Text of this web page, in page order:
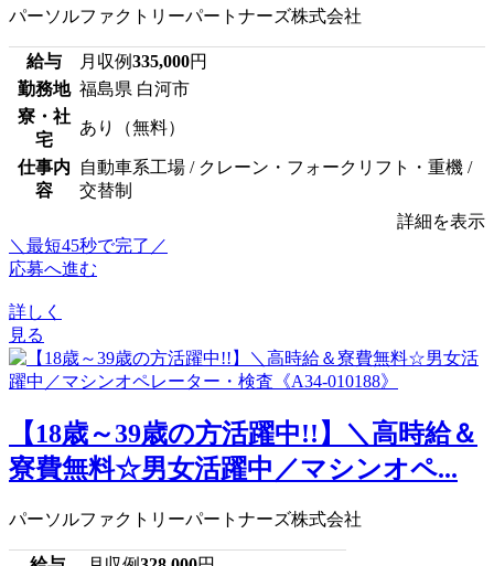
パーソルファクトリーパートナーズ株式会社
給与 月収例335,000円
勤務地 福島県 白河市
寮・社
宅
あり（無料）
仕事内
容
自動車系工場 / クレーン・フォークリフト・重機 /
交替制
詳細を表示
＼最短45秒で完了／
応募へ進む
詳しく
見る
【18歳～39歳の方活躍中!!】＼高時給＆
寮費無料☆男女活躍中／マシンオペ...
パーソルファクトリーパートナーズ株式会社